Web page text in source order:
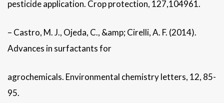
pesticide application. Crop protection, 127,104961.
– Castro, M. J., Ojeda, C., &amp; Cirelli, A. F. (2014).
Advances in surfactants for
agrochemicals. Environmental chemistry letters, 12, 85-
95.